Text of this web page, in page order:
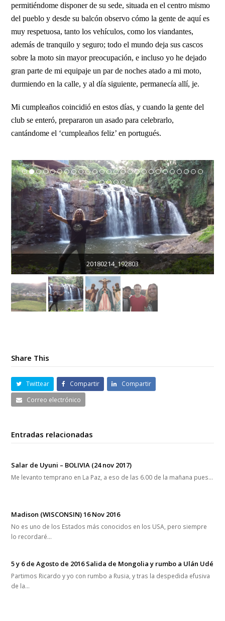
permitiéndome disponer de su sede, situada en el centro mismo
del pueblo y desde su balcón observo cómo la gente de aquí es
muy respetuosa, tanto los vehículos, como los viandantes,
además de tranquilo y seguro; todo el mundo deja sus cascos
sobre la moto sin mayor preocupación, e incluso yo he dejado
gran parte de mi equipaje un par de noches atado a mi moto,
durmiendo en la calle, y al día siguiente, permanecía allí, je.
Mi cumpleaños coincidió en estos días, y cuando la gente del
club se enteró, prepararon un asado para celebrarlo,
cantándome el ‘cumpleaños feliz’ en portugués.
20180214_192803
Share This
Twittear Compartir
Compartir
Correo electrónico
Entradas relacionadas
Salar de Uyuni – BOLIVIA (24 nov 2017)
Me levanto temprano en La Paz, a eso de las 6.00 de la mañana pues…
Madison (WISCONSIN) 16 Nov 2016
No es uno de los Estados más conocidos en los USA, pero siempre
lo recordaré…
5 y 6 de Agosto de 2016 Salida de Mongolia y rumbo a Ulán Udé
Partimos Ricardo y yo con rumbo a Rusia, y tras la despedida efusiva
de la…